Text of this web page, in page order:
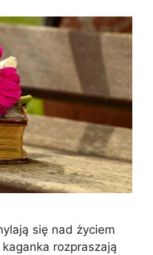
się nad życiem
rozpraszają